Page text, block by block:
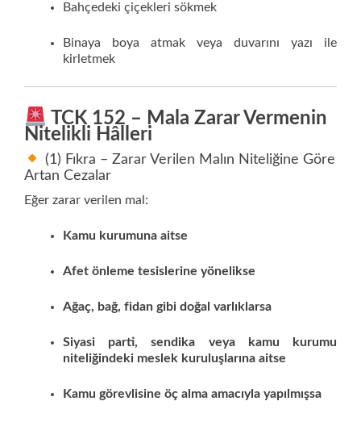
Bahçedeki çiçekleri sökmek
Binaya boya atmak veya duvarını yazı ile
kirletmek
TCK 152 – Mala Zarar Vermenin
Nitelikli Hâlleri
(1) Fıkra – Zarar Verilen Malın Niteliğine Göre
Artan Cezalar
Eğer zarar verilen mal:
Kamu kurumuna aitse
Afet önleme tesislerine yönelikse
Ağaç, bağ, fidan gibi doğal varlıklarsa
Siyasi parti, sendika veya kamu kurumu
niteliğindeki meslek kuruluşlarına aitse
Kamu görevlisine öç alma amacıyla yapılmışsa